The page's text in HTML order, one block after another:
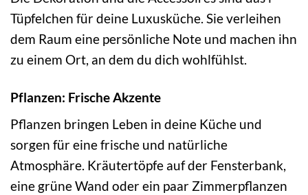
Tüpfelchen für deine Luxusküche. Sie verleihen
dem Raum eine persönliche Note und machen ihn
zu einem Ort, an dem du dich wohlfühlst.
Pflanzen: Frische Akzente
Pflanzen bringen Leben in deine Küche und
sorgen für eine frische und natürliche
Atmosphäre. Kräutertöpfe auf der Fensterbank,
eine grüne Wand oder ein paar Zimmerpflanzen